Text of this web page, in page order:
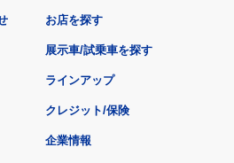
お店を探す
展示車/試乗車を探す
ラインアップ
クレジット/保険
企業情報